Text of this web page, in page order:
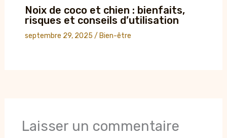
Noix de coco et chien : bienfaits,
risques et conseils d’utilisation
septembre 29, 2025 / Bien-être
Laisser un commentaire